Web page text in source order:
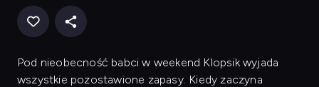
Pod nieobecność babci w weekend Klopsik wyjada
wszystkie pozostawione zapasy. Kiedy zaczyna